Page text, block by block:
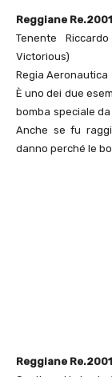
Reggiane
Tenente
Victorious)
Regia Aeronautica
È uno dei due
bomba speciale
Anche se fu
danno perché le
Reggiane